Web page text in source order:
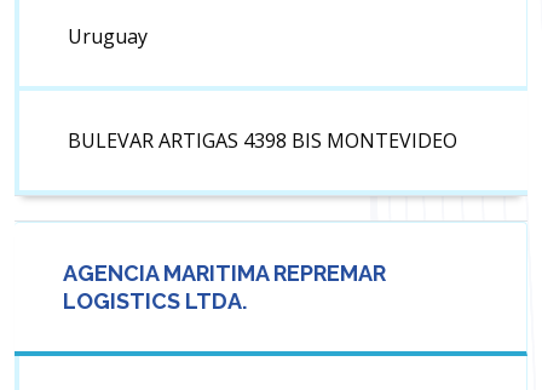
Uruguay
BULEVAR ARTIGAS 4398 BIS MONTEVIDEO
AGENCIA MARITIMA REPREMAR
LOGISTICS LTDA.